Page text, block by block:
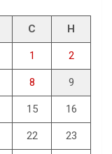
С Н
1 2
8 9
15 16
22 23